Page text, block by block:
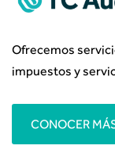
Ofrecemos
impuestos y
CONOCER